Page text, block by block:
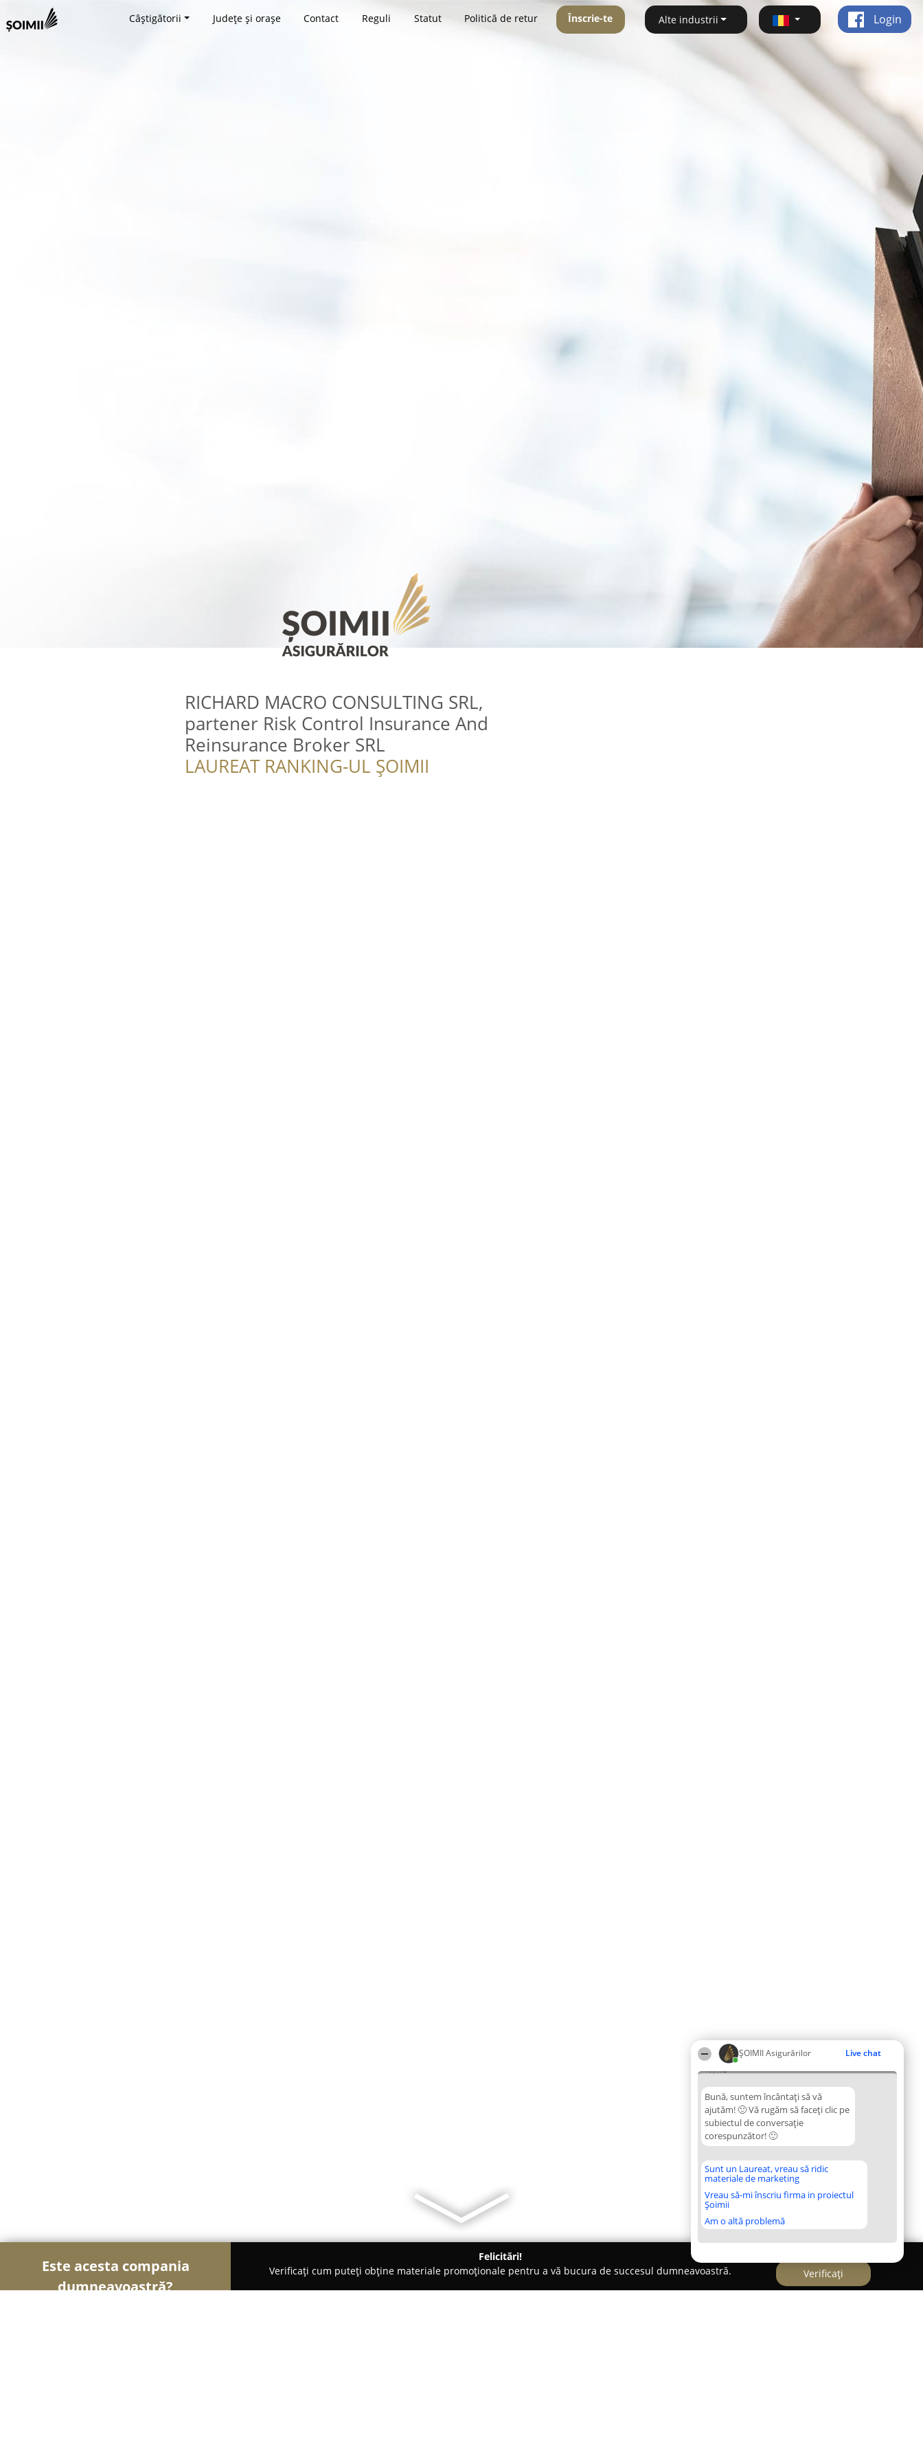
ȘOIMII Asigurărilor Live chat
17:14
Bună, suntem încântați să vă
ajutăm! 🙂 Vă rugăm să faceți clic pe
subiectul de conversație
corespunzător! 🙂
Sunt un Laureat, vreau să ridic
materiale de marketing
Vreau să-mi înscriu firma in proiectul
Șoimii
Am o altă problemă
Câștigătorii Județe și orașe Contact Reguli Statut Politică de retur Înscrie-te Alte industrii Login
RICHARD MACRO CONSULTING SRL,
partener Risk Control Insurance And
Reinsurance Broker SRL
LAUREAT RANKING-UL ȘOIMII
Este acesta compania
dumneavoastră?
Felicitări!
Verificați cum puteți obține materiale promoționale pentru a vă bucura de succesul dumneavoastră.
Verificați